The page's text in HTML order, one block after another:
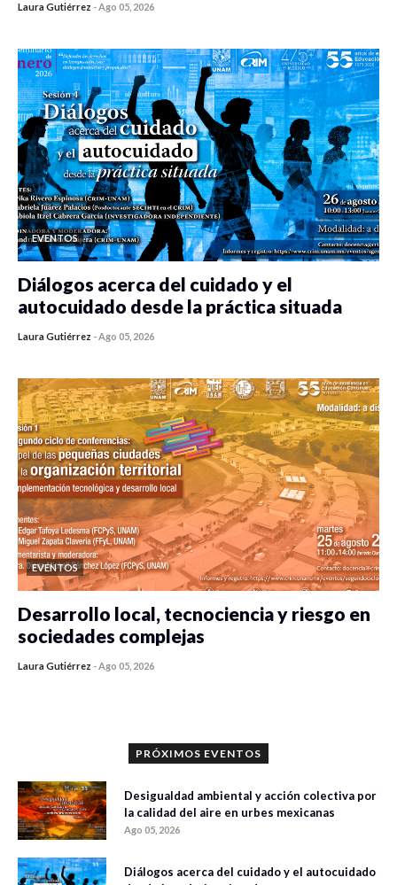
Laura Gutiérrez - Ago 05, 2026
EVENTOS
Diálogos acerca del cuidado y el
autocuidado desde la práctica situada
Laura Gutiérrez - Ago 05, 2026
EVENTOS
Desarrollo local, tecnociencia y riesgo en
sociedades complejas
Laura Gutiérrez - Ago 05, 2026
PRÓXIMOS EVENTOS
Desigualdad ambiental y acción colectiva por
la calidad del aire en urbes mexicanas
Ago 05, 2026
Diálogos acerca del cuidado y el autocuidado